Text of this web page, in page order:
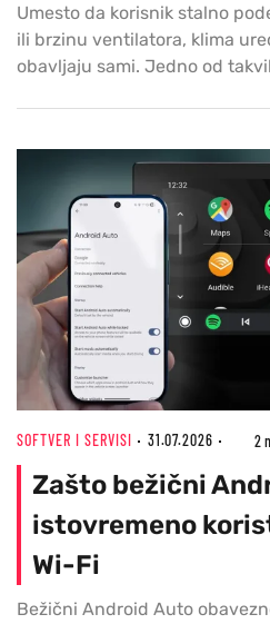
Umesto da korisnik stalno
ili brzinu ventilatora, klima
obavljaju sami. Jedno od
SOFTVER I SERVISI 31.07.2026 2
Zašto bežični
istovremeno
Wi-Fi
Bežični Android Auto